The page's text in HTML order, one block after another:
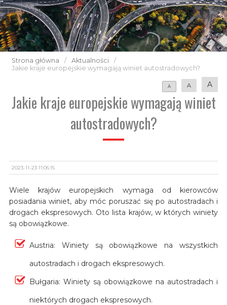
Strona główna / Aktualności
/
Jakie kraje europejskie wymagają winiet autostradowych?
A A A
Jakie kraje europejskie wymagają winiet
autostradowych?
2023-11-23 11:06:15
Wiele krajów europejskich wymaga od kierowców
posiadania winiet, aby móc poruszać się po autostradach i
drogach ekspresowych. Oto lista krajów, w których winiety
są obowiązkowe.
Austria: Winiety są obowiązkowe na wszystkich
autostradach i drogach ekspresowych.
Bułgaria: Winiety są obowiązkowe na autostradach i
niektórych drogach ekspresowych.